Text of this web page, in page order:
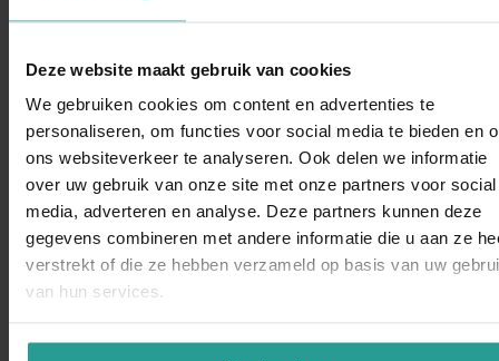
Deze website maakt gebruik van cookies
We gebruiken cookies om content en advertenties te
personaliseren, om functies voor social media te bieden en
ons websiteverkeer te analyseren. Ook delen we informatie
over uw gebruik van onze site met onze partners voor social
media, adverteren en analyse. Deze partners kunnen deze
gegevens combineren met andere informatie die u aan ze
verstrekt of die ze hebben verzameld op basis van uw
van hun services.
Steenmarter